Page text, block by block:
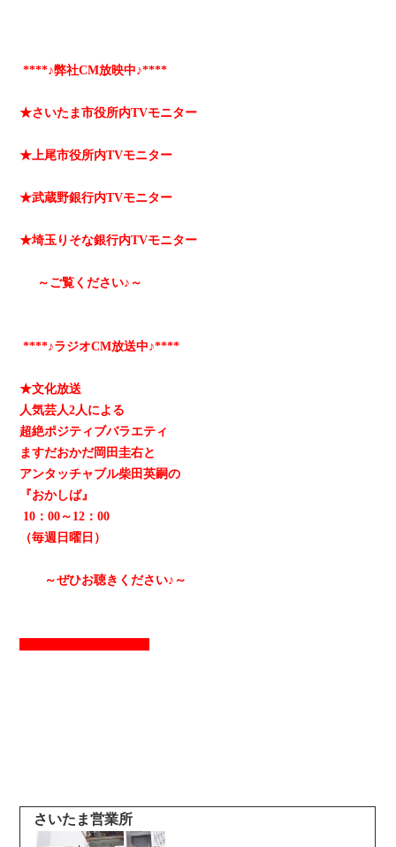
****♪弊社CM放映中♪****
★さいたま市役所内TVモニター
★上尾市役所内TVモニター
★武蔵野銀行内TVモニター
★埼玉りそな銀行内TVモニター
～ご覧ください♪～
****♪ラジオCM放送中♪****
★文化放送
人気芸人2人による
超絶ポジティブバラエティ
ますだおかだ岡田圭右と
アンタッチャブル柴田英嗣の
『おかしば』
10：00～12：00
（毎週日曜日）
～ぜひお聴きください♪～
さいたま営業所